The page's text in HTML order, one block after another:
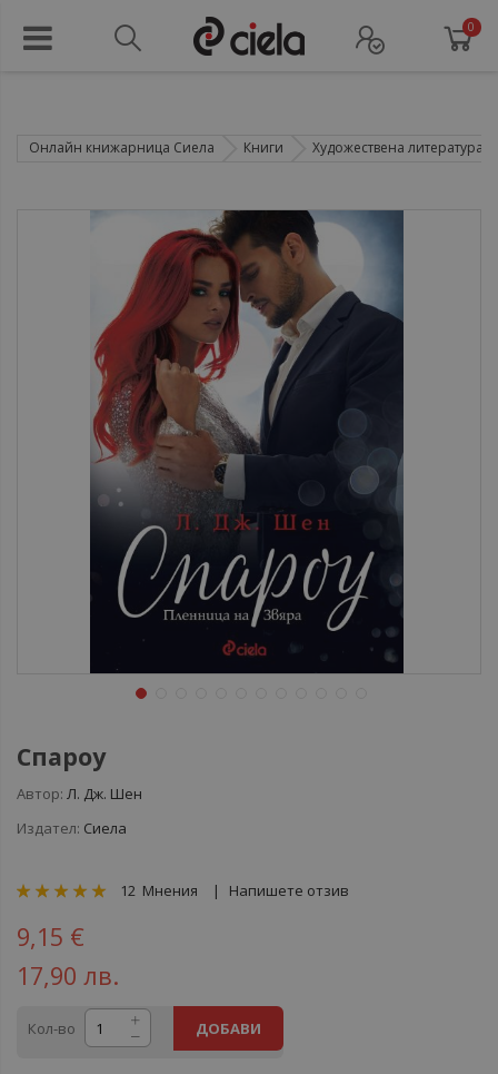
0
Онлайн книжарница Сиела Книги Художествена литература
Спароу
Автор: Л. Дж. Шен
Издател: Сиела
рейтинг:
12 Мнения Напишете отзив
9,15 €
17,90 лв.
Кол-во ДОБАВИ